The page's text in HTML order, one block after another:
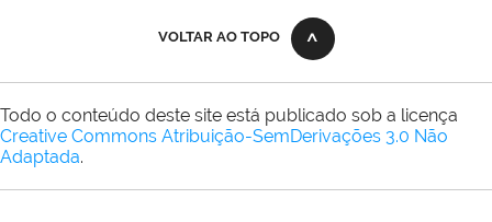
VOLTAR AO TOPO
Todo o conteúdo deste site está publicado sob a licença
Creative Commons Atribuição-SemDerivações 3.0 Não
Adaptada.